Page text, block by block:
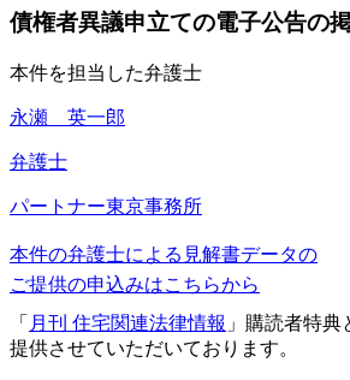
債権者異議申立ての電子公告の
本件を担当した弁護士
永瀬 英一郎
弁護士
パートナー東京事務所
本件の弁護士による見解書データの
ご提供の申込みはこちらから
「 月刊 住宅関連法律情報 」購読者特
提供させていただいております。